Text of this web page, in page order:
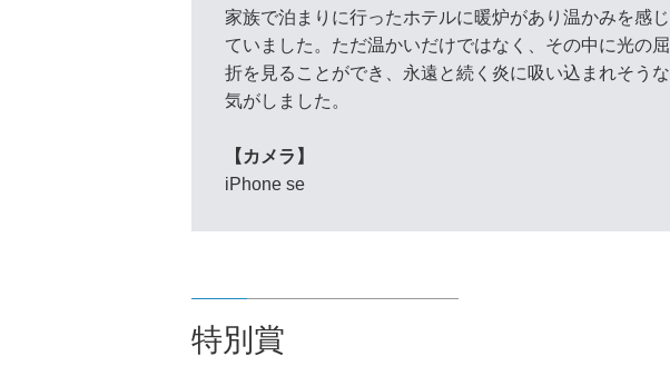
家族で泊まりに行ったホテルに暖炉があり温かみを感じ
ていました。ただ温かいだけではなく、その中に光の屈
折を見ることができ、永遠と続く炎に吸い込まれそうな
気がしました。
【カメラ】
iPhone se
特別賞